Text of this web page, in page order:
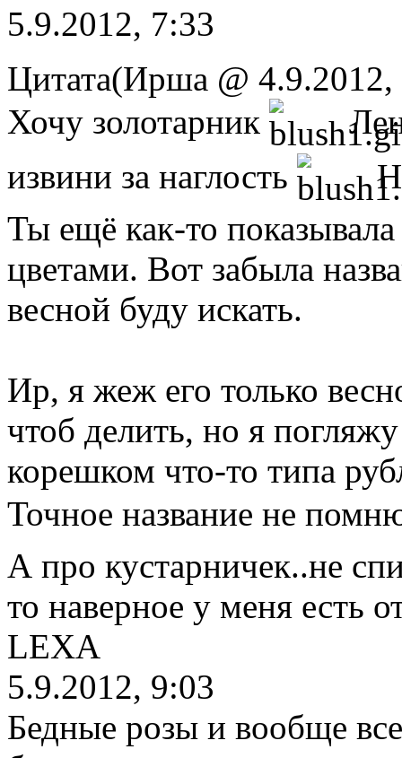
5.9.2012, 7:33
Цитата(Ирша @
Хочу золотарник
извини за наглость
Ты ещё как-то
цветами. Вот забыла
весной буду искать.
Ир, я жеж его только
чтоб делить, но я
корешком что-то типа
Точное название не
А про кустарничек..не
то наверное у меня есть
LEXA
5.9.2012, 9:03
Бедные розы и вообще